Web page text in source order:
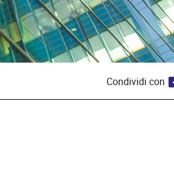
Condividi con